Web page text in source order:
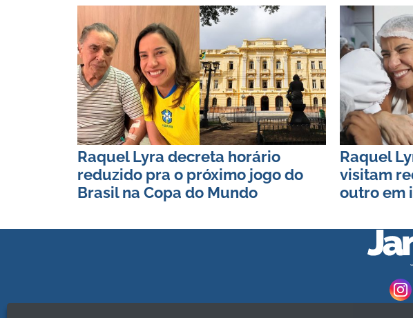
Raquel Lyra decreta horário
reduzido pra o próximo jogo do
Brasil na Copa do Mundo
Raquel
visitam
outro em